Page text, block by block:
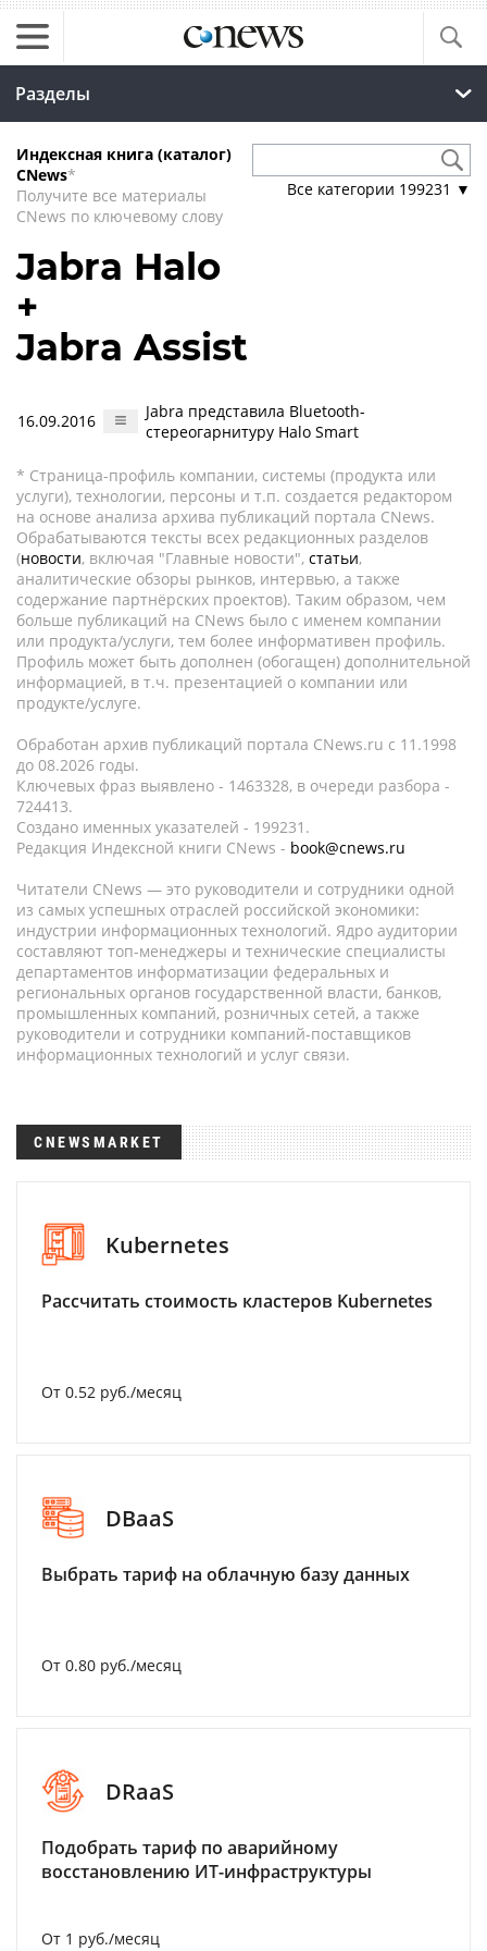
Разделы
Индексная книга (каталог)
CNews*
Получите все материалы
CNews по ключевому слову
Все категории 199231 ▼
Jabra Halo
+
Jabra Assist
16.09.2016
Jabra представила Bluetooth-
стереогарнитуру Halo Smart
* Страница-профиль компании, системы (продукта или
услуги), технологии, персоны и т.п. создается редактором
на основе анализа архива публикаций портала CNews.
Обрабатываются тексты всех редакционных разделов
(новости, включая "Главные новости", статьи,
аналитические обзоры рынков, интервью, а также
содержание партнёрских проектов). Таким образом, чем
больше публикаций на CNews было с именем компании
или продукта/услуги, тем более информативен профиль.
Профиль может быть дополнен (обогащен) дополнительной
информацией, в т.ч. презентацией о компании или
продукте/услуге.
Обработан архив публикаций портала CNews.ru c 11.1998
до 08.2026 годы.
Ключевых фраз выявлено - 1463328, в очереди разбора -
724413.
Создано именных указателей - 199231.
Редакция Индексной книги CNews - book@cnews.ru
Читатели CNews — это руководители и сотрудники одной
из самых успешных отраслей российской экономики:
индустрии информационных технологий. Ядро аудитории
составляют топ-менеджеры и технические специалисты
департаментов информатизации федеральных и
региональных органов государственной власти, банков,
промышленных компаний, розничных сетей, а также
руководители и сотрудники компаний-поставщиков
информационных технологий и услуг связи.
CNEWSMARKET
Kubernetes
Рассчитать стоимость кластеров Kubernetes
От 0.52 руб./месяц
DBaaS
Выбрать тариф на облачную базу данных
От 0.80 руб./месяц
DRaaS
Подобрать тариф по аварийному
восстановлению ИТ-инфраструктуры
От 1 руб./месяц